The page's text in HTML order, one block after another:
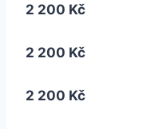
2 200 Kč
2 200 Kč
2 200 Kč